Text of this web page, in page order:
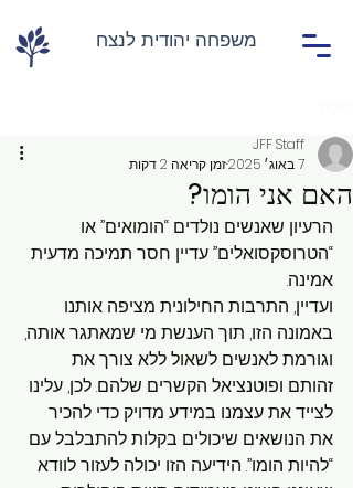
משפחה יהודית לנצח
האם אני הומו?
JFF Staff
7 באוג׳ 2025
זמן קריאה 2 דקות
הרעיון שאנשים נולדים “הומואים” או
“הטרוסקסואלים” עדיין חסר תמיכה מדעית
אמינה.
ועדיין, התרבות החילונית מציפה אותנו
באמונה הזו, תוך הענשת מי שמאתגר אותה,
וגורמת לאנשים לשאול ללא צורך את
זהותם ופוטנציאל הקשרים שלהם. לכן, עלינו
לצייד את עצמנו במידע מדויק כדי להכיר
את הנושאים שיכולים בקלות להתבלבל עם
“להיות הומו”. הידיעה הזו יכולה לעזור לוודא